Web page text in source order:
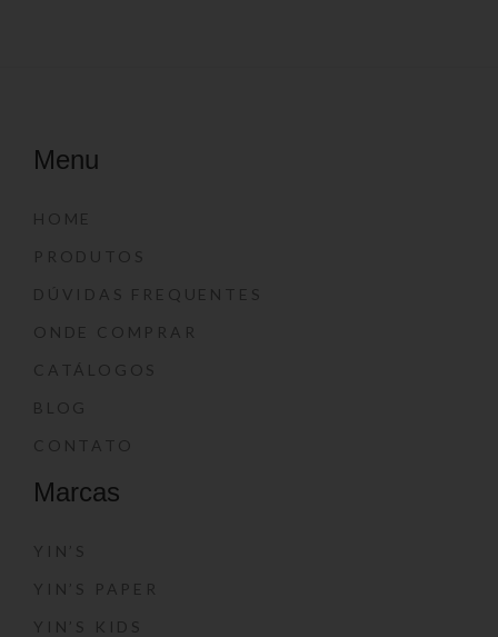
Menu
HOME
PRODUTOS
DÚVIDAS FREQUENTES
ONDE COMPRAR
CATÁLOGOS
BLOG
CONTATO
Marcas
YIN’S
YIN’S PAPER
YIN’S KIDS